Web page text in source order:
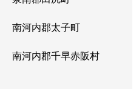
南河内郡太子町
南河内郡千早赤阪村